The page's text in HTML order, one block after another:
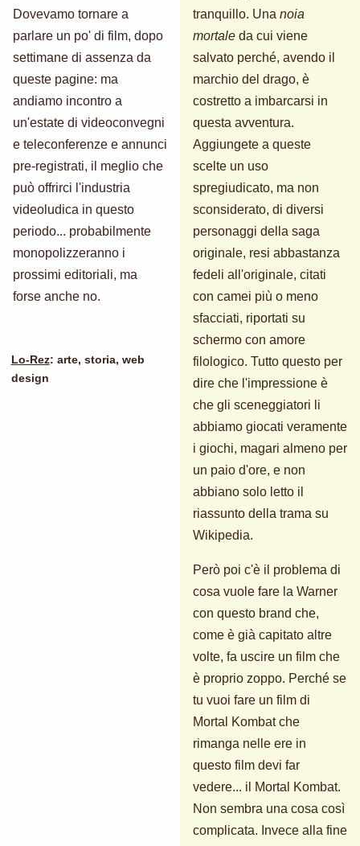
Dovevamo tornare a
parlare un po' di film, dopo
settimane di assenza da
queste pagine: ma
andiamo incontro a
un'estate di videoconvegni
e teleconferenze e annunci
pre-registrati, il meglio che
può offrirci l'industria
videoludica in questo
periodo... probabilmente
monopolizzeranno i
prossimi editoriali, ma
forse anche no.
Lo-Rez: arte, storia, web
design
tranquillo. Una noia
mortale da cui viene
salvato perché, avendo il
marchio del drago, è
costretto a imbarcarsi in
questa avventura.
Aggiungete a queste
scelte un uso
spregiudicato, ma non
sconsiderato, di diversi
personaggi della saga
originale, resi abbastanza
fedeli all'originale, citati
con camei più o meno
sfacciati, riportati su
schermo con amore
filologico. Tutto questo per
dire che l'impressione è
che gli sceneggiatori li
abbiamo giocati veramente
i giochi, magari almeno per
un paio d'ore, e non
abbiano solo letto il
riassunto della trama su
Wikipedia.
Però poi c'è il problema di
cosa vuole fare la Warner
con questo brand che,
come è già capitato altre
volte, fa uscire un film che
è proprio zoppo. Perché se
tu vuoi fare un film di
Mortal Kombat che
rimanga nelle ere in
questo film devi far
vedere... il Mortal Kombat.
Non sembra una cosa così
complicata. Invece alla fine